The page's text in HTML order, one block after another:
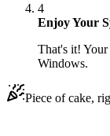
4
Enjoy Your
That's it!
Windows.
Piece of cake,